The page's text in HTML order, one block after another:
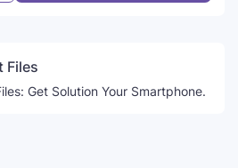
Files
Get Solution Your Smartphone.